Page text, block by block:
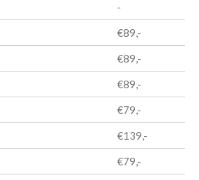
-
€89,-
€89,-
€89,-
€79,-
€139,-
€79,-